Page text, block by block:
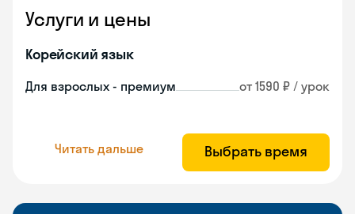
Услуги и цены
Корейский язык
Для взрослых - премиум от 1590 ₽ / урок
Читать дальше Выбрать время